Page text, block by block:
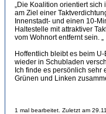
„Die Koalition orientiert
am Ziel einer
Innenstadt- und einen 10-
Haltestelle mit attraktiver
vom Wohnort entfernt sein. „
Hoffentlich bleibt es beim
wieder in Schubladen
Ich finde es persönlich sehr
Grünen und Linken
1 mal bearbeitet. Zuletzt am